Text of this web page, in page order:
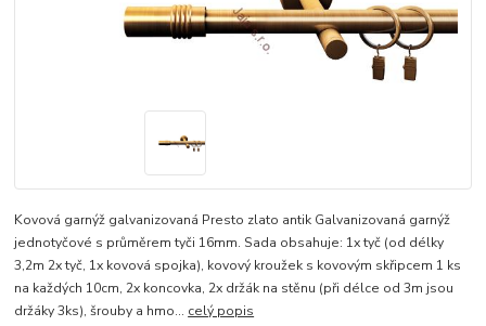
Kovová garnýž galvanizovaná Presto zlato antik Galvanizovaná garnýž
jednotyčové s průměrem tyči 16mm. Sada obsahuje: 1x tyč (od délky
3,2m 2x tyč, 1x kovová spojka), kovový kroužek s kovovým skřipcem 1 ks
na každých 10cm, 2x koncovka, 2x držák na stěnu (při délce od 3m jsou
držáky 3ks), šrouby a hmo... celý popis